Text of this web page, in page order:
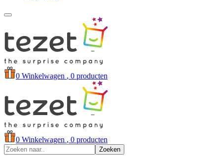
0 Winkelwagen , 0 producten
0 Winkelwagen , 0 producten
Zoeken